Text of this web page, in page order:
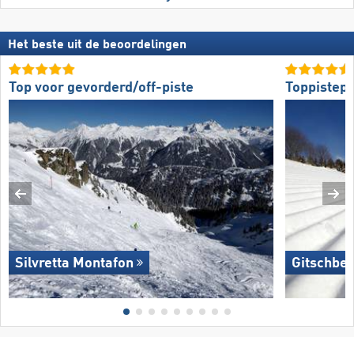
Het beste uit de beoordelingen
Top voor gevorderd/off-piste
Silvretta Montafon